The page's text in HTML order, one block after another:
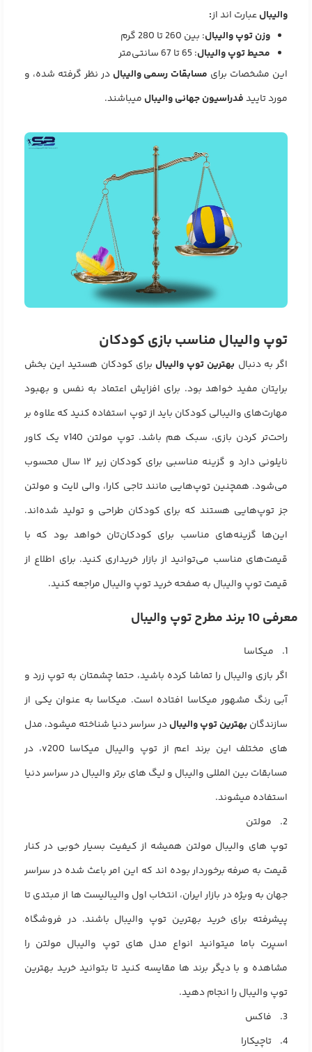
والیبالعبارت اند از:
وزن توپ والیبال: بین 260 تا 280 گرم
محیط توپ والیبال: 65 تا 67 سانتی‌متر
این مشخصات برای مسابقات رسمی والیبال در نظر گرفته شده، و
مورد تاییدفدراسیون جهانی والیبال میباشند.
توپ والیبال مناسب بازی کودکان
اگر به دنبال بهترین توپ والیبال برای کودکان هستید این بخش
برایتان مفید خواهد بود. برای افزایش اعتماد به نفس و بهبود
مهارت‌های والیبالی کودکان باید از توپ استفاده کنید که علاوه بر
راحت‌تر کردن بازی، سبک هم باشد. توپ مولتن v140 یک کاور
نایلونی دارد و گزینه مناسبی برای کودکان زیر ۱۲ سال محسوب
می‌شود. همچنین توپ‌هایی مانند تاجی کارا، والی لایت و مولتن
جز توپ‌هایی هستند که برای کودکان طراحی و تولید شده‌اند.
این‌ها گزینه‌های مناسب برای کودکان‌تان خواهد بود که با
قیمت‌های مناسب می‌توانید از بازار خریداری کنید. برای اطلاع از
قیمت توپ والیبال به صفحهخرید توپ والیبال مراجعه کنید.
معرفی 10 برند مطرح توپ والیبال
1. میکاسا
اگر بازی والیبال را تماشا کرده باشید، حتما چشمتان به توپ زرد و
آبی رنگ مشهور میکاسا افتاده است. میکاسا به عنوان یکی از
سازندگان بهترین توپ والیبالدر سراسر دنیا شناخته میشود، مدل
های مختلف این برند اعم از توپ والیبال میکاسا v200، در
مسابقات بین المللی والیبال و لیگ های برتر والیبال در سراسر دنیا
استفاده میشوند.
2. مولتن
توپ های والیبال مولتن همیشه از کیفیت بسیار خوبی در کنار
قیمت به صرفه برخوردار بوده اند که این امر باعث شده در سراسر
جهان به ویژه در بازار ایران، انتخاب اول والیبالیست ها از مبتدی تا
پیشرفته برای خرید بهترین توپ والیبال باشند. در فروشگاه
اسپرت باما میتوانید انواع مدل های توپ والیبال مولتن را
مشاهده و با دیگر برند ها مقایسه کنید تا بتوانید خرید بهترین
توپ والیبال را انجام دهید.
3. فاکس
4. تاچیکارا